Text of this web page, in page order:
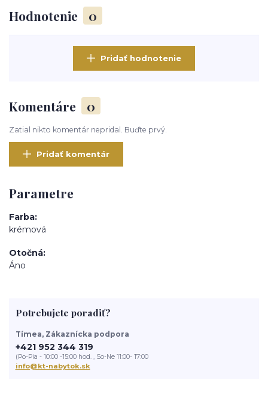
Hodnotenie 0
Pridať hodnotenie
Komentáre 0
Zatial nikto komentár nepridal. Buďte prvý.
Pridať komentár
Parametre
Farba
krémová
Otočná
Áno
Potrebujete poradiť?
Tímea, Zákaznícka podpora
+421 952 344 319
(Po-Pia - 10:00 -15:00 hod. , So-Ne 11:00- 17:00
info@kt-nabytok.sk